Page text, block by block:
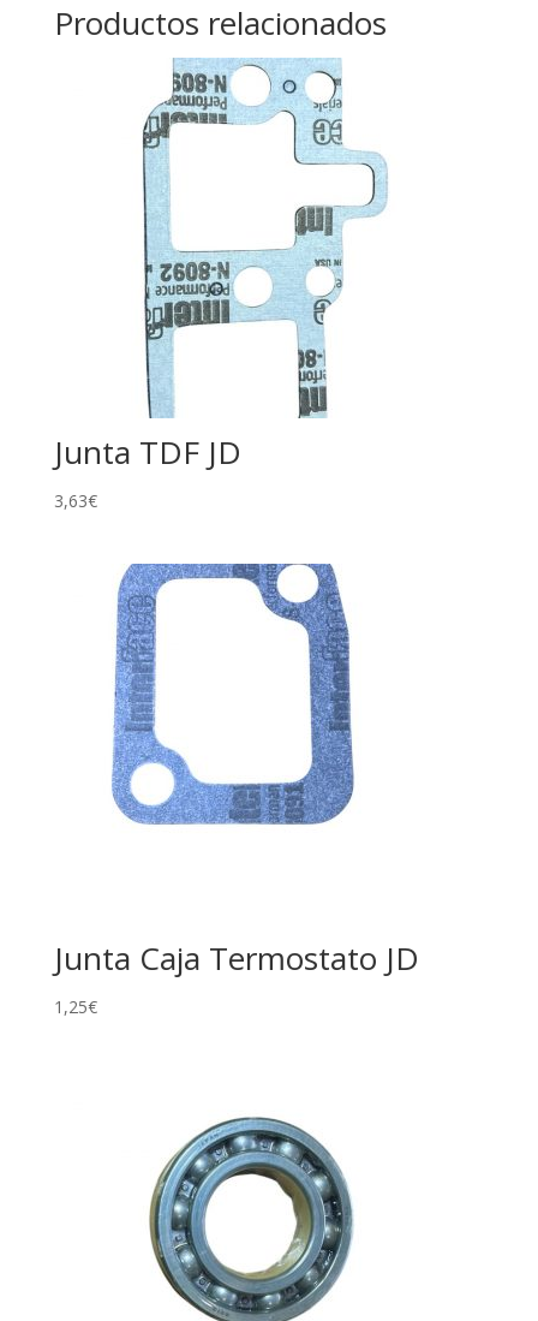
Productos relacionados
Junta TDF JD
3,63€
Junta Caja Termostato JD
1,25€